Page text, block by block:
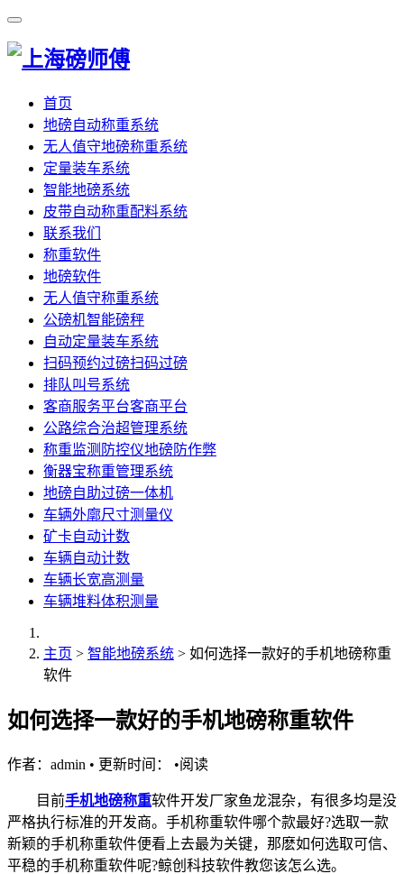
首页
地磅自动称重系统
无人值守地磅称重系统
定量装车系统
智能地磅系统
皮带自动称重配料系统
联系我们
称重软件
地磅软件
无人值守称重系统
公磅机智能磅秤
自动定量装车系统
扫码预约过磅扫码过磅
排队叫号系统
客商服务平台客商平台
公路综合治超管理系统
称重监测防控仪地磅防作弊
衡器宝称重管理系统
地磅自助过磅一体机
车辆外廓尺寸测量仪
矿卡自动计数
车辆自动计数
车辆长宽高测量
车辆堆料体积测量
主页 > 智能地磅系统 > 如何选择一款好的手机地磅称重
软件
如何选择一款好的手机地磅称重软件
作者：admin • 更新时间： •阅读
目前手机地磅称重软件开发厂家鱼龙混杂，有很多均是没
严格执行标准的开发商。手机称重软件哪个款最好?选取一款
新颖的手机称重软件便看上去最为关键，那麽如何选取可信、
平稳的手机称重软件呢?鲸创科技软件教您该怎么选。